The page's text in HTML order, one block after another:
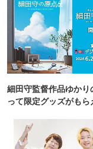
細田守監督作品ゆかり
って限定グッズがもら